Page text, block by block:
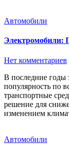
Автомобили
Электромобили:
Нет комментариев
В последние годы электромобили приобретают все большую
популярность по
транспортные
решение для
изменением
Автомобили